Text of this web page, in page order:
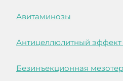
Авитаминозы
Антицеллюлитный эффект
Безинъекционная